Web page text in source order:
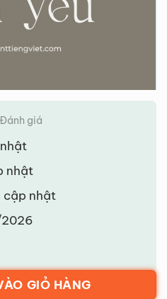
Đánh giá
nhật
nhật
GIỎ HÀNG